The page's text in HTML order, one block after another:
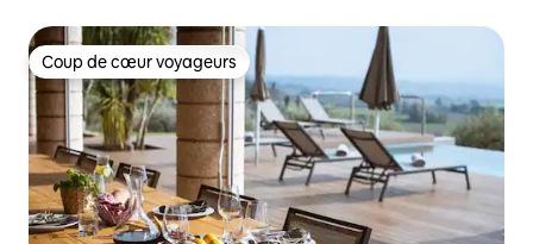
Coup de cœur voyageurs
Coup de cœur voyageurs